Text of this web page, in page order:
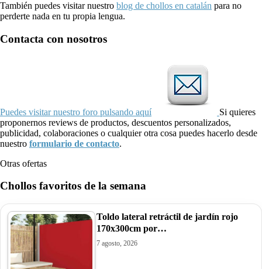
También puedes visitar nuestro blog de chollos en catalán para no
perderte nada en tu propia lengua.
Contacta con nosotros
Puedes visitar nuestro foro pulsando aquí
Si quieres
proponernos reviews de productos, descuentos personalizados,
publicidad, colaboraciones o cualquier otra cosa puedes hacerlo desde
nuestro formulario de contacto.
Otras ofertas
Chollos favoritos de la semana
Toldo lateral retráctil de jardín rojo
170x300cm por…
7 agosto, 2026